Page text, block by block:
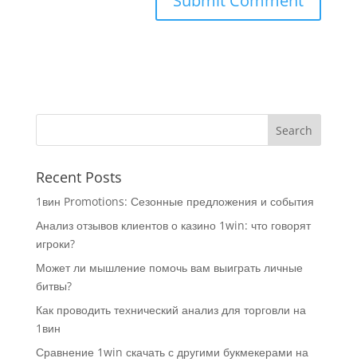
Recent Posts
1вин Promotions: Сезонные предложения и события
Анализ отзывов клиентов о казино 1win: что говорят
игроки?
Может ли мышление помочь вам выиграть личные
битвы?
Как проводить технический анализ для торговли на
1вин
Сравнение 1win скачать с другими букмекерами на